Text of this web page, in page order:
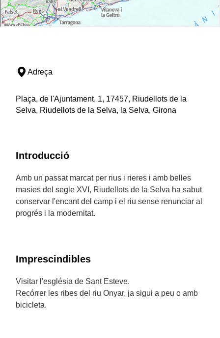
Adreça
Plaça, de l'Ajuntament, 1, 17457, Riudellots de la
Selva, Riudellots de la Selva, la Selva, Girona
Introducció
Amb un passat marcat per rius i rieres i amb belles
masies del segle XVI, Riudellots de la Selva ha sabut
conservar l'encant del camp i el riu sense renunciar al
progrés i la modernitat.
Imprescindibles
Visitar l'església de Sant Esteve.
Recórrer les ribes del riu Onyar, ja sigui a peu o amb
bicicleta.